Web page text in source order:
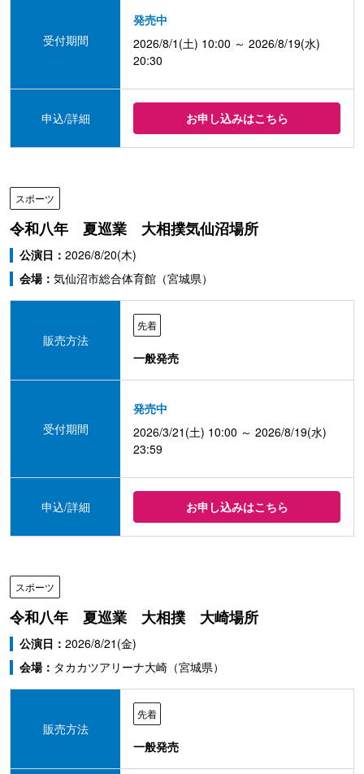
受付期間
発売中
2026/8/1(土) 10:00 ～ 2026/8/19(水)
20:30
申込/詳細 お申し込みはこちら
スポーツ
令和八年 夏巡業 大相撲気仙沼場所
公演日： 2026/8/20(木)
会場： 気仙沼市総合体育館（宮城県）
販売方法
先着
一般発売
受付期間
発売中
2026/3/21(土) 10:00 ～ 2026/8/19(水)
23:59
申込/詳細 お申し込みはこちら
スポーツ
令和八年 夏巡業 大相撲 大崎場所
公演日： 2026/8/21(金)
会場： タカカツアリーナ大崎（宮城県）
販売方法
先着
一般発売